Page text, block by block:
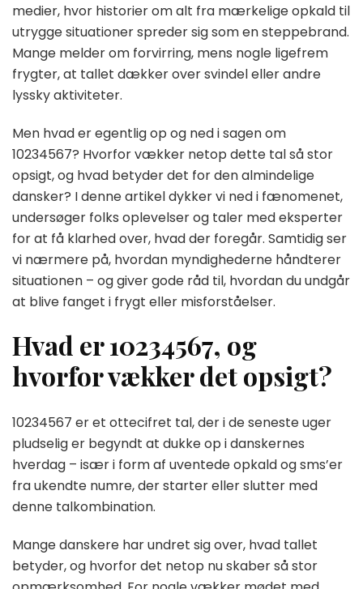
medier, hvor historier om alt fra mærkelige opkald til
utrygge situationer spreder sig som en steppebrand.
Mange melder om forvirring, mens nogle ligefrem
frygter, at tallet dækker over svindel eller andre
lyssky aktiviteter.
Men hvad er egentlig op og ned i sagen om
10234567? Hvorfor vækker netop dette tal så stor
opsigt, og hvad betyder det for den almindelige
dansker? I denne artikel dykker vi ned i fænomenet,
undersøger folks oplevelser og taler med eksperter
for at få klarhed over, hvad der foregår. Samtidig ser
vi nærmere på, hvordan myndighederne håndterer
situationen – og giver gode råd til, hvordan du undgår
at blive fanget i frygt eller misforståelser.
Hvad er 10234567, og
hvorfor vækker det opsigt?
10234567 er et ottecifret tal, der i de seneste uger
pludselig er begyndt at dukke op i danskernes
hverdag – især i form af uventede opkald og sms’er
fra ukendte numre, der starter eller slutter med
denne talkombination.
Mange danskere har undret sig over, hvad tallet
betyder, og hvorfor det netop nu skaber så stor